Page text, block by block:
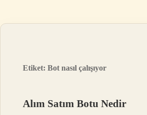
Etiket:Bot nasıl çalışıyor
Alım Satım Botu Nedir